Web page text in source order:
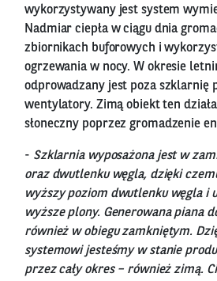
wykorzystywany jest system
Nadmiar ciepła w ciągu dnia
zbiornikach buforowych i
ogrzewania w nocy. W okresie
odprowadzany jest poza szklarnię
wentylatory. Zimą obiekt ten
słoneczny poprzez gromadzenie
- Szklarnia wyposażona jest w
oraz dwutlenku węgla, dzięki
wyższy poziom dwutlenku węgla i
wyższe plony. Generowana piana
również w obiegu zamkniętym.
systemowi jesteśmy w stanie
przez cały okres – również zimą.